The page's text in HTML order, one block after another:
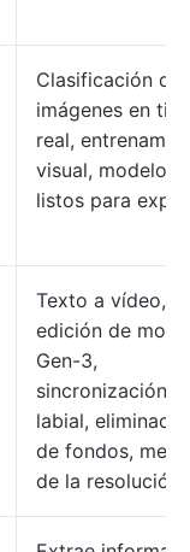
Clasificación de
imágenes en
real,
visual, modelos
listos para
Texto a vídeo,
edición de
Gen-3,
sincronización
labial,
de fondos,
de la resolución.